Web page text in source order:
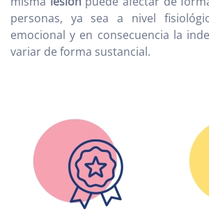
personas, ya sea a nivel
emocional y en consecuencia la
variar de forma sustancial.